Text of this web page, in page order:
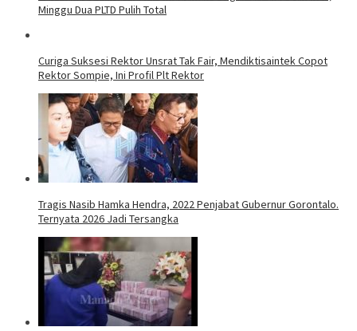
Minggu Dua PLTD Pulih Total
Curiga Suksesi Rektor Unsrat Tak Fair, Mendiktisaintek Copot
Rektor Sompie, Ini Profil Plt Rektor
Tragis Nasib Hamka Hendra, 2022 Penjabat Gubernur Gorontalo.
Ternyata 2026 Jadi Tersangka